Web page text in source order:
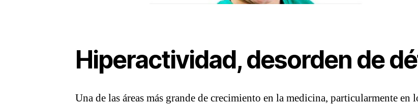
Hiperactividad, desorden de
Una de las áreas más grande de crecimiento en la medicina, particularmente en